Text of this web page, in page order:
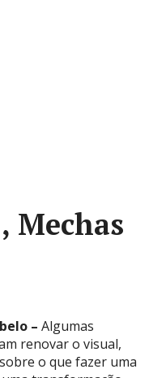
Mechas
–Algumas
renovar o visual,
o que fazer uma